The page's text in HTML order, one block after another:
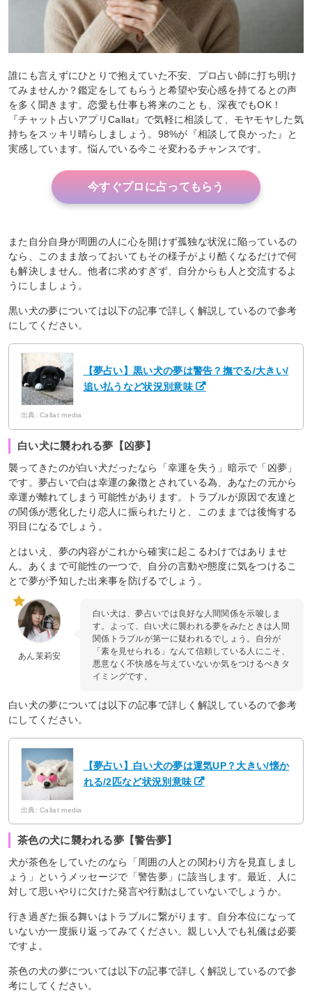
誰にも言えずにひとりで抱えていた不安、プロ占い師に打ち明け
てみませんか？鑑定をしてもらうと希望や安心感を持てるとの声
を多く聞きます。恋愛も仕事も将来のことも、深夜でもOK！
『チャット占いアプリCallat』で気軽に相談して、モヤモヤした気
持ちをスッキリ晴らしましょう。98%が『相談して良かった』と
実感しています。悩んでいる今こそ変わるチャンスです。
今すぐプロに占ってもらう
また自分自身が周囲の人に心を開けず孤独な状況に陥っているの
なら、このまま放っておいてもその様子がより酷くなるだけで何
も解決しません。他者に求めすぎず、自分からも人と交流するよ
うにしましょう。
黒い犬の夢については以下の記事で詳しく解説しているので参考
にしてください。
【夢占い】黒い犬の夢は警告？撫でる/大きい/
追い払うなど状況別意味
出典: Callat media
白い犬に襲われる夢【凶夢】
襲ってきたのが白い犬だったなら「幸運を失う」暗示で「凶夢」
です。夢占いで白は幸運の象徴とされている為、あなたの元から
幸運が離れてしまう可能性があります。トラブルが原因で友達と
の関係が悪化したり恋人に振られたりと、このままでは後悔する
羽目になるでしょう。
とはいえ、夢の内容がこれから確実に起こるわけではありませ
ん。あくまで可能性の一つで、自分の言動や態度に気をつけるこ
とで夢が予知した出来事を防げるでしょう。
あん茉莉安
白い犬は、夢占いでは良好な人間関係を示唆しま
す。よって、白い犬に襲われる夢をみたときは人間
関係トラブルが第一に疑われるでしょう。自分が
「素を見せられる」なんて信頼している人にこそ、
悪意なく不快感を与えていないか気をつけるべきタ
イミングです。
白い犬の夢については以下の記事で詳しく解説しているので参考
にしてください。
【夢占い】白い犬の夢は運気UP？大きい/懐か
れる/2匹など状況別意味
出典: Callat media
茶色の犬に襲われる夢【警告夢】
犬が茶色をしていたのなら「周囲の人との関わり方を見直しまし
ょう」というメッセージで「警告夢」に該当します。最近、人に
対して思いやりに欠けた発言や行動はしていないでしょうか。
行き過ぎた振る舞いはトラブルに繋がります。自分本位になって
いないか一度振り返ってみてください。親しい人でも礼儀は必要
ですよ。
茶色の犬の夢については以下の記事で詳しく解説しているので参
考にしてください。